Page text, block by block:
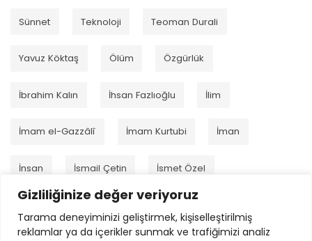
Gizliliğinize değer veriyoruz
Tarama deneyiminizi geliştirmek, kişiselleştirilmiş
reklamlar ya da içerikler sunmak ve trafiğimizi analiz
Sünnet Teknoloji Teoman Durali
Yavuz Köktaş Ölüm Özgürlük
İbrahim Kalın İhsan Fazlıoğlu İlim
İmam el-Gazzâlî İmam Kurtubi İman
İnsan İsmail Çetin İsmet Özel